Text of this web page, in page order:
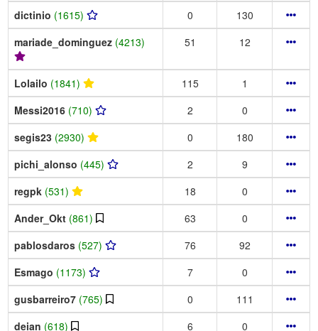
dictinio (1615) 0
130
mariade_dominguez (4213) 51 12
Lolailo (1841) 115
1
Messi2016 (710) 2
0
segis23 (2930) 0
180
pichi_alonso (445) 2
9
regpk (531) 18
0
Ander_Okt (861) 63
0
pablosdaros (527) 76
92
Esmago (1173) 7
0
gusbarreiro7 (765) 0
111
deian (618) 6 0